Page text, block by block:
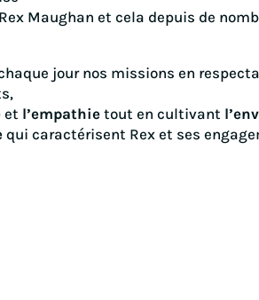
Maughan et cela depuis de
jour nos missions en
et l’empathie tout en cultivant
qui caractérisent Rex et ses